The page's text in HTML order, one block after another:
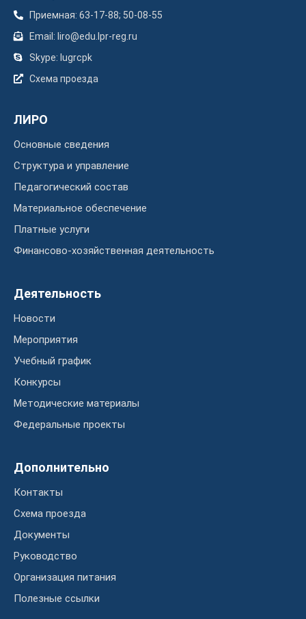
Приемная: 63-17-88; 50-08-55
Email: liro@edu.lpr-reg.ru
Skype: lugrcpk
Схема проезда
ЛИРО
Основные сведения
Структура и управление
Педагогический состав
Материальное обеспечение
Платные услуги
Финансово-хозяйственная деятельность
Деятельность
Новости
Мероприятия
Учебный график
Конкурсы
Методические материалы
Федеральные проекты
Дополнительно
Контакты
Схема проезда
Документы
Руководство
Организация питания
Полезные ссылки